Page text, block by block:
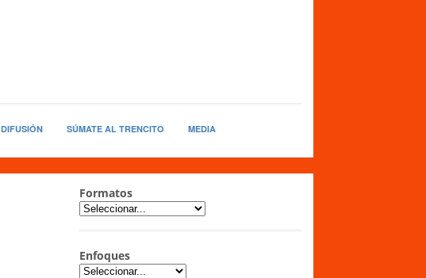
DIFUSIÓN SÚMATE AL TRENCITO MEDIA
Formatos
Enfoques